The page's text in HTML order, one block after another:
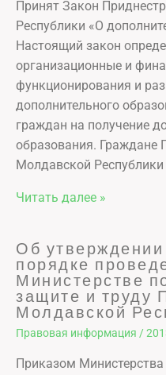
Принят Закон
Республики «О
Настоящий закон
организационные и
функционирования и
дополнительного
граждан на получение
образования. Граждане
Молдавской
Читать далее »
Об
порядке
Министерстве
защите и труду
Молдавской
Правовая информация /
Приказом